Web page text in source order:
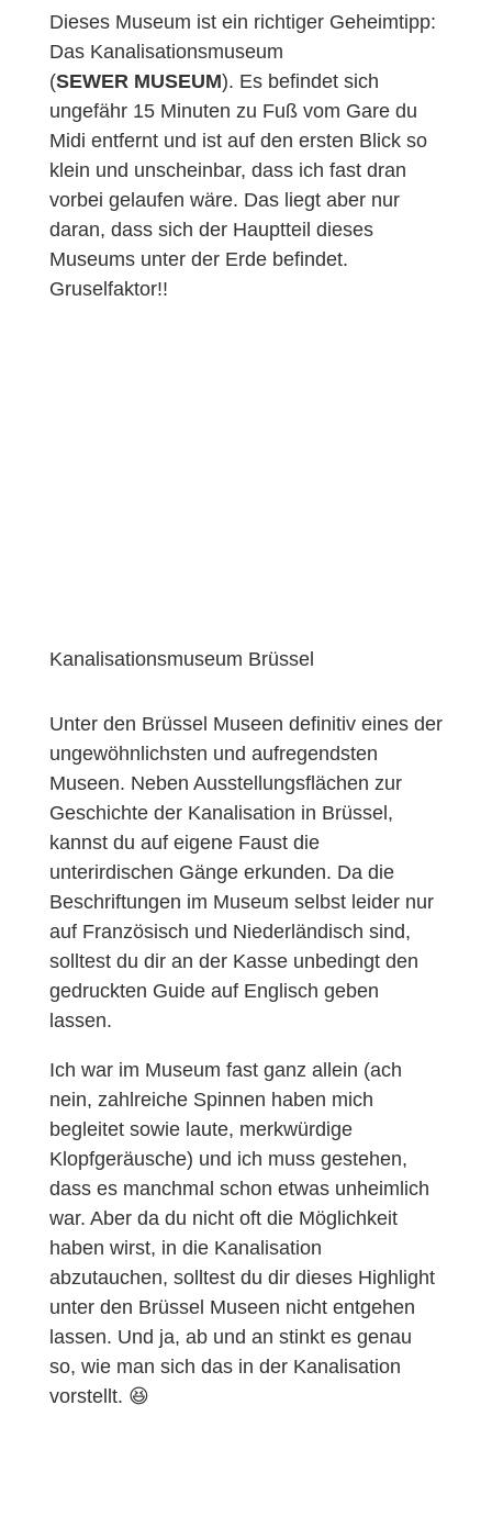
Dieses Museum ist ein richtiger Geheimtipp:
Das Kanalisationsmuseum
(SEWER MUSEUM). Es befindet sich
ungefähr 15 Minuten zu Fuß vom Gare du
Midi entfernt und ist auf den ersten Blick so
klein und unscheinbar, dass ich fast dran
vorbei gelaufen wäre. Das liegt aber nur
daran, dass sich der Hauptteil dieses
Museums unter der Erde befindet.
Gruselfaktor!!
Kanalisationsmuseum Brüssel
Unter den Brüssel Museen definitiv eines der
ungewöhnlichsten und aufregendsten
Museen. Neben Ausstellungsflächen zur
Geschichte der Kanalisation in Brüssel,
kannst du auf eigene Faust die
unterirdischen Gänge erkunden. Da die
Beschriftungen im Museum selbst leider nur
auf Französisch und Niederländisch sind,
solltest du dir an der Kasse unbedingt den
gedruckten Guide auf Englisch geben
lassen.
Ich war im Museum fast ganz allein (ach
nein, zahlreiche Spinnen haben mich
begleitet sowie laute, merkwürdige
Klopfgeräusche) und ich muss gestehen,
dass es manchmal schon etwas unheimlich
war. Aber da du nicht oft die Möglichkeit
haben wirst, in die Kanalisation
abzutauchen, solltest du dir dieses Highlight
unter den Brüssel Museen nicht entgehen
lassen. Und ja, ab und an stinkt es genau
so, wie man sich das in der Kanalisation
vorstellt. 😆